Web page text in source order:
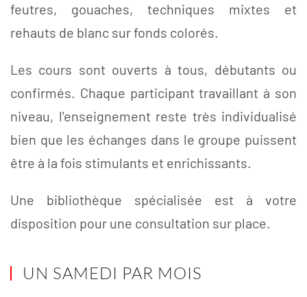
feutres, gouaches, techniques mixtes et
rehauts de blanc sur fonds colorés.
Les cours sont ouverts à tous, débutants ou
confirmés. Chaque participant travaillant à son
niveau, l'enseignement reste très individualisé
bien que les échanges dans le groupe puissent
être à la fois stimulants et enrichissants.
Une bibliothèque spécialisée est à votre
disposition pour une consultation sur place.
UN SAMEDI PAR MOIS